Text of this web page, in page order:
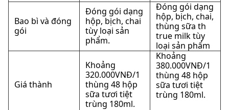
Bao bì và đóng
gói
Đóng gói dạng
hộp, bịch, chai
tùy loại sản
phẩm.
Đóng gói dạng
hộp, bịch, chai,
thùng sữa th
true milk tùy
loại sản phẩm
Giá thành
Khoảng
320.000VNĐ/1
thùng 48 hộp
sữa tươi tiệt
trùng 180ml.
Khoảng
380.000VNĐ/1
thùng 48 hộp
sữa tươi tiệt
trùng 180ml.